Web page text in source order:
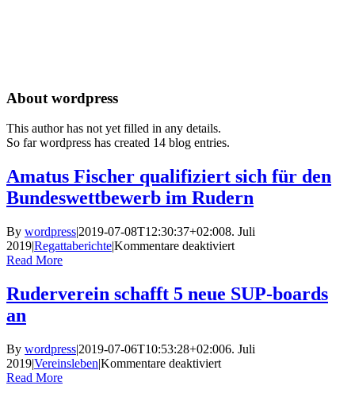
About wordpress
This author has not yet filled in any details.
So far wordpress has created 14 blog entries.
Amatus Fischer qualifiziert sich für den
Bundeswettbewerb im Rudern
By wordpress|2019-07-08T12:30:37+02:008. Juli
2019|Regattaberichte|Kommentare deaktiviertfür
qualifiziert
sich
Bundeswettbewerb
Read More
Ruderverein schafft 5 neue SUP-boards
an
By wordpress|2019-07-06T10:53:28+02:006. Juli
2019|Vereinsleben|Kommentare deaktiviertfür
Read More